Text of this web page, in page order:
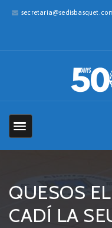
QUESOS
CADÍ LA